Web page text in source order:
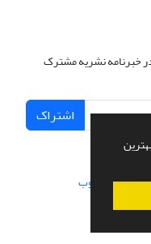
خبرنامه نشریه مشترک
اشتراک
سازی از سیناوب